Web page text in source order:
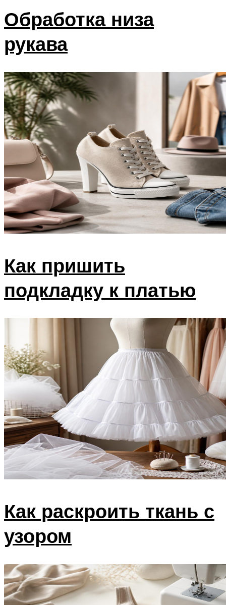
Обработка низа
рукава
Как пришить
подкладку к платью
Как раскроить ткань с
узором